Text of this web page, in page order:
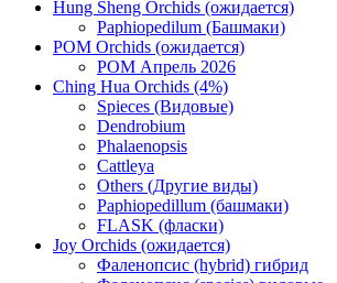
Hung Sheng Orchids (ожидается)
Paphiopedilum (Башмаки)
POM Orchids (ожидается)
POM Апрель 2026
Ching Hua Orchids (4%)
Spieces (Видовые)
Dendrobium
Phalaenopsis
Cattleya
Others (Другие виды)
Paphiopedillum (башмаки)
FLASK (фласки)
Joy Orchids (ожидается)
Фаленопсис (hybrid) гибрид